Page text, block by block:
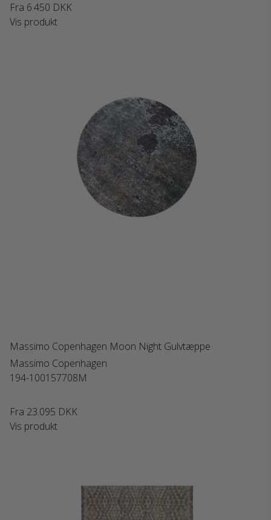
Fra 6.450 DKK
Vis produkt
Massimo Copenhagen Moon Night Gulvtæppe
Massimo Copenhagen
194-100157708M
Fra 23.095 DKK
Vis produkt